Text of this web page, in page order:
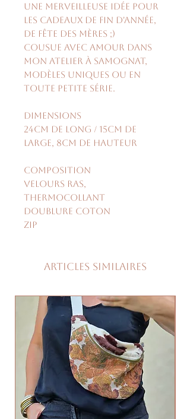
Une merveilleuse idée pour
les cadeaux de fin d'année,
de fête des mères ;)
Cousue avec amour dans
mon atelier à Samognat,
modèles uniques ou en
toute petite série.
Dimensions
24cm de long / 15cm de
large, 8cm de hauteur
Composition
Velours ras,
thermocollant
doublure coton
zip
Articles similaires